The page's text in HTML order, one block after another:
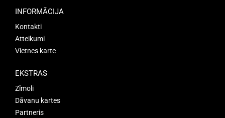
INFORMĀCIJA
Kontakti
Atteikumi
Vietnes karte
EKSTRAS
Zīmoli
Dāvanu kartes
Partneris